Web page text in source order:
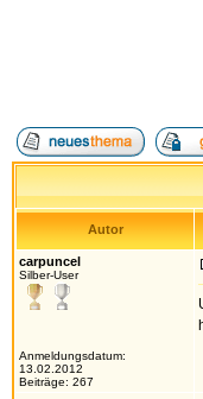
Autor
carpuncel
Silber-User
Anmeldungsdatum:
13.02.2012
Beiträge: 267